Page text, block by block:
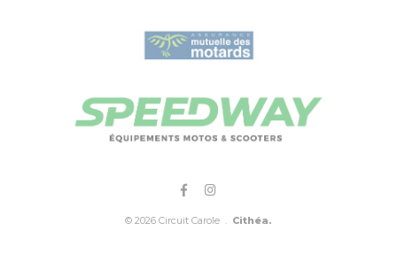
© 2026 Circuit Carole . Cithéa.